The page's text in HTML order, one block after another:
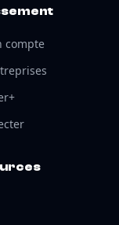
compte